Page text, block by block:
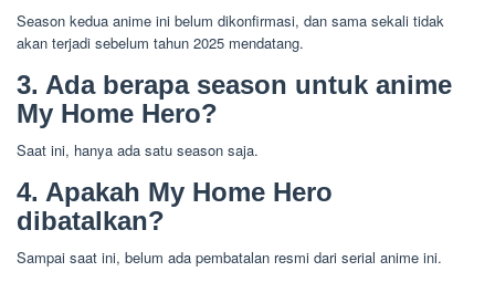
Season kedua anime ini belum dikonfirmasi, dan sama sekali tidak
akan terjadi sebelum tahun 2025 mendatang.
3. Ada berapa season untuk anime
My Home Hero?
Saat ini, hanya ada satu season saja.
4. Apakah My Home Hero
dibatalkan?
Sampai saat ini, belum ada pembatalan resmi dari serial anime ini.